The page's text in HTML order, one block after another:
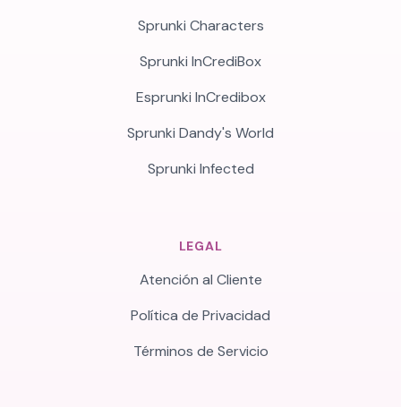
Sprunki Characters
Sprunki InCrediBox
Esprunki InCredibox
Sprunki Dandy's World
Sprunki Infected
LEGAL
Atención al Cliente
Política de Privacidad
Términos de Servicio